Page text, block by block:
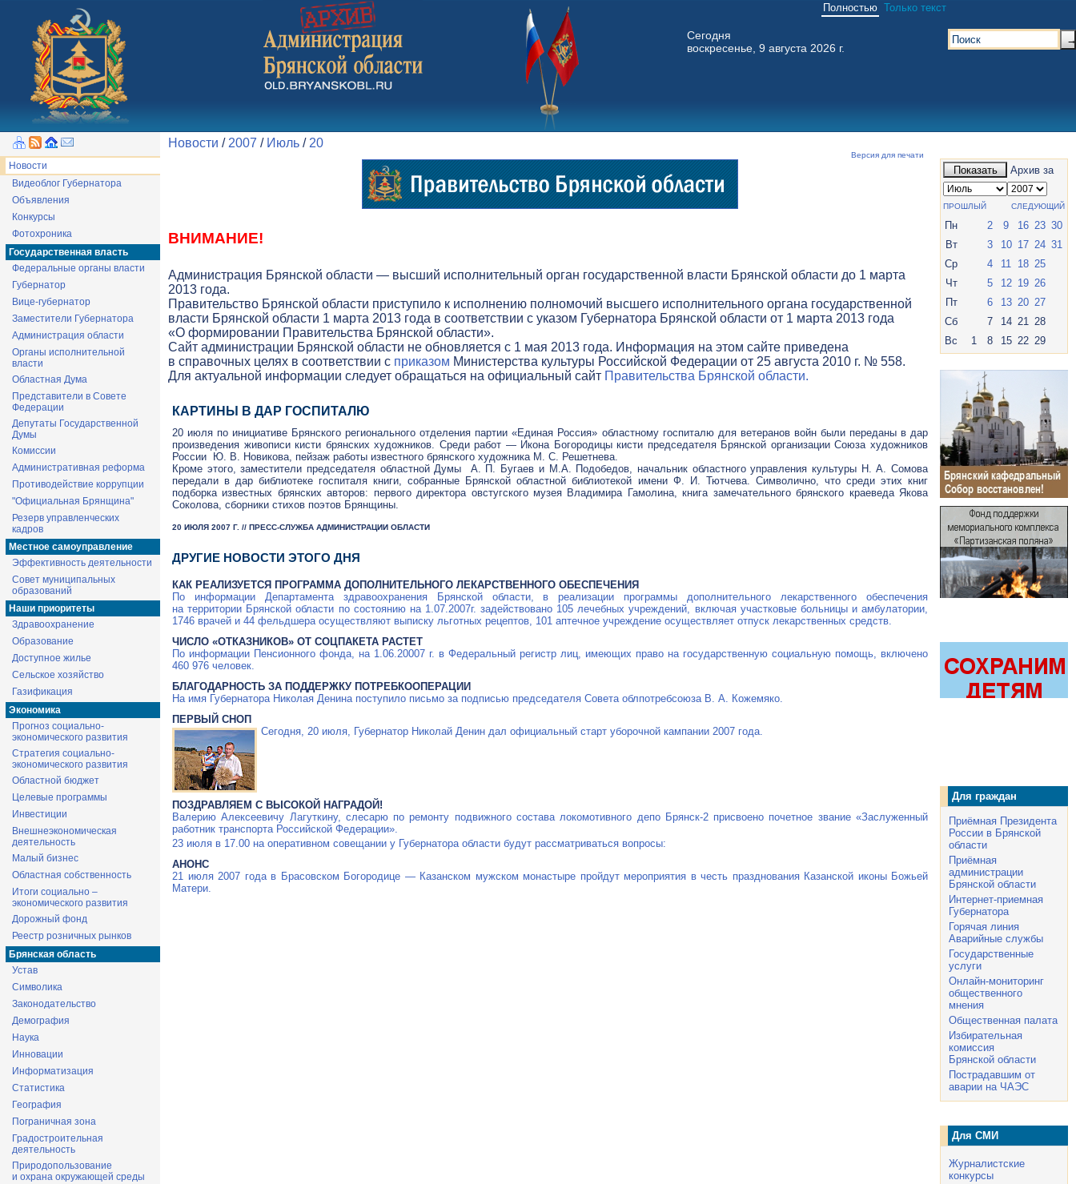
Полностью Только текст
Сегодня
воскресенье, 9 августа 2026 г.
→
Новости
Видеоблог Губернатора
Объявления
Конкурсы
Фотохроника
Государственная власть
Федеральные органы власти
Губернатор
Вице-губернатор
Заместители Губернатора
Администрация области
Органы исполнительной
власти
Областная Дума
Представители в Совете
Федерации
Депутаты Государственной
Думы
Комиссии
Административная реформа
Противодействие коррупции
"Официальная Брянщина"
Резерв управленческих
кадров
Местное самоуправление
Эффективность деятельности
Совет муниципальных
образований
Наши приоритеты
Здравоохранение
Образование
Доступное жилье
Сельское хозяйство
Газификация
Экономика
Прогноз социально-
экономического развития
Стратегия социально-
экономического развития
Областной бюджет
Целевые программы
Инвестиции
Внешнеэкономическая
деятельность
Малый бизнес
Областная собственность
Итоги социально –
экономического развития
Дорожный фонд
Реестр розничных рынков
Брянская область
Устав
Символика
Законодательство
Демография
Наука
Инновации
Информатизация
Статистика
География
Пограничная зона
Градостроительная
деятельность
Природопользование
и охрана окружающей среды
Новости / 2007 / Июль / 20
Версия для печати
ВНИМАНИЕ!
Администрация Брянской области — высший исполнительный орган государственной власти Брянской области до 1 марта
2013 года.
Правительство Брянской области приступило к исполнению полномочий высшего исполнительного органа государственной
власти Брянской области 1 марта 2013 года в соответствии с указом Губернатора Брянской области от 1 марта 2013 года
«О формировании Правительства Брянской области».
Cайт администрации Брянской области не обновляется с 1 мая 2013 года. Информация на этом сайте приведена
в справочных целях в соответствии с приказом Министерства культуры Российской Федерации от 25 августа 2010 г. № 558.
Для актуальной информации следует обращаться на официальный сайт Правительства Брянской области.
КАРТИНЫ В ДАР ГОСПИТАЛЮ
20 июля по инициативе Брянского регионального отделения партии «Единая Россия» областному госпиталю для ветеранов войн были переданы в дар
произведения живописи кисти брянских художников. Среди работ — Икона Богородицы кисти председателя Брянской организации Союза художников
России Ю. В. Новикова, пейзаж работы известного брянского художника М. С. Решетнева.
Кроме этого, заместители председателя областной Думы А. П. Бугаев и М.А. Подобедов, начальник областного управления культуры Н. А. Сомова
передали в дар библиотеке госпиталя книги, собранные Брянской областной библиотекой имени Ф. И. Тютчева. Символично, что среди этих книг
подборка известных брянских авторов: первого директора овстугского музея Владимира Гамолина, книга замечательного брянского краеведа Якова
Соколова, сборники стихов поэтов Брянщины.
20 ИЮЛЯ 2007 Г. // ПРЕСС-СЛУЖБА АДМИНИСТРАЦИИ ОБЛАСТИ
ДРУГИЕ НОВОСТИ ЭТОГО ДНЯ
КАК РЕАЛИЗУЕТСЯ ПРОГРАММА ДОПОЛНИТЕЛЬНОГО ЛЕКАРСТВЕННОГО ОБЕСПЕЧЕНИЯ
По информации Департамента здравоохранения Брянской области, в реализации программы дополнительного лекарственного обеспечения
на территории Брянской области по состоянию на 1.07.2007г. задействовано 105 лечебных учреждений, включая участковые больницы и амбулатории,
1746 врачей и 44 фельдшера осуществляют выписку льготных рецептов, 101 аптечное учреждение осуществляет отпуск лекарственных средств.
ЧИСЛО «ОТКАЗНИКОВ» ОТ СОЦПАКЕТА РАСТЕТ
По информации Пенсионного фонда, на 1.06.20007 г. в Федеральный регистр лиц, имеющих право на государственную социальную помощь, включено
460 976 человек.
БЛАГОДАРНОСТЬ ЗА ПОДДЕРЖКУ ПОТРЕБКООПЕРАЦИИ
На имя Губернатора Николая Денина поступило письмо за подписью председателя Совета облпотребсоюза В. А. Кожемяко.
ПЕРВЫЙ СНОП
Сегодня, 20 июля, Губернатор Николай Денин дал официальный старт уборочной кампании 2007 года.
ПОЗДРАВЛЯЕМ С ВЫСОКОЙ НАГРАДОЙ!
Валерию Алексеевичу Лагуткину, слесарю по ремонту подвижного состава локомотивного депо Брянск-2 присвоено почетное звание «Заслуженный
работник транспорта Российской Федерации».
23 июля в 17.00 на оперативном совещании у Губернатора области будут рассматриваться вопросы:
АНОНС
21 июля 2007 года в Брасовском Богородице — Казанском мужском монастыре пройдут мероприятия в честь празднования Казанской иконы Божьей
Матери.
Показать Архив за
ПРОШЛЫЙ СЛЕДУЮЩИЙ
Пн 2 9 16 23 30
Вт
3 10 17 24 31
Ср
4 11 18 25
Чт
5 12 19 26
Пт
6 13 20 27
Сб
7 14 21 28
Вс
1 8 15 22 29
Для граждан
Приёмная Президента
России в Брянской
области
Приёмная
администрации
Брянской области
Интернет-приемная
Губернатора
Горячая линия
Аварийные службы
Государственные
услуги
Онлайн-мониторинг
общественного
мнения
Общественная палата
Избирательная
комиссия
Брянской области
Пострадавшим от
аварии на ЧАЭС
Для СМИ
Журналистские
конкурсы